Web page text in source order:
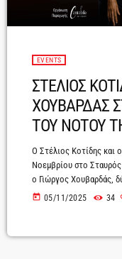
EVENTS
ΣΤΕΛΙΟΣ
ΧΟΥΒΑΡΔΑΣ
ΤΟΥ ΝΟΤΟΥ
Ο Στέλιος Κοτίδης και
Νοεμβρίου στο
ο Γιώργος Χουβαρδάς,
γενιάς με κοινές
εξαιρετικά δεμένη
today 05/11/2025 34